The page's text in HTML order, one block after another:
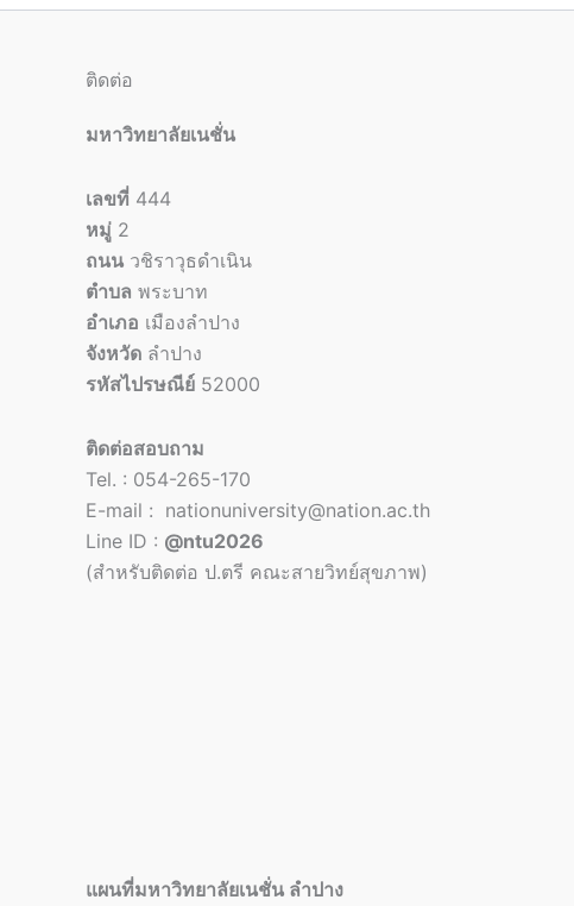
ติดต่อ
มหาวิทยาลัยเนชั่น
เลขที่ 444
หมู่ 2
ถนน วชิราวุธดำเนิน
ตำบล พระบาท
อำเภอ เมืองลำปาง
จังหวัด ลำปาง
รหัสไปรษณีย์ 52000
ติดต่อสอบถาม
Tel. : 054-265-170
E-mail : nationuniversity@nation.ac.th
Line ID : @ntu2026
(สำหรับติดต่อ ป.ตรี คณะสายวิทย์สุขภาพ)
แผนที่มหาวิทยาลัยเนชั่น ลำปาง